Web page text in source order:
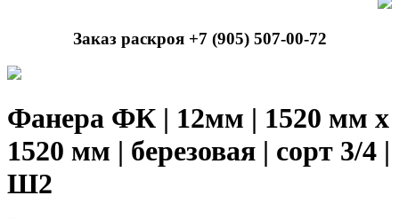
Заказ раскроя +7 (905) 507-00-72
Фанера ФК | 12мм | 1520 мм х
1520 мм | березовая | сорт 3/4 |
Ш2